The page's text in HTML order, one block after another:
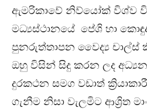
ඇමරිකාවේ නිව්යෝක් විශ්ව
මධ්‍යස්ථානයේ පේශි හා
පුනරුත්තාපන වෛද්‍ය චාල්ස්
ඔහු විසින් සිදු කරන ලද
දුරකථන සමග වඩාත්
ගැනීම නිසා වැලමිට ආශ්‍රිත